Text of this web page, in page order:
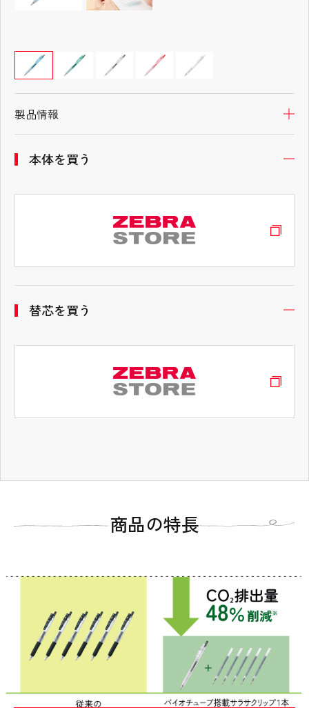
製品情報
本体を買う
替芯を買う
商品の特長